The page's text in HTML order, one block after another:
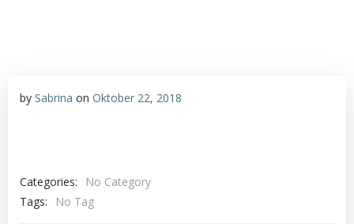
by Sabrina on Oktober 22, 2018
Categories:
No Category
Tags:
No Tag